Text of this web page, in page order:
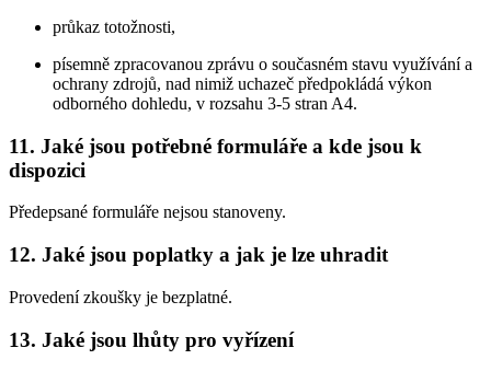
průkaz totožnosti,
písemně zpracovanou zprávu o současném stavu využívání a
ochrany zdrojů, nad nimiž uchazeč předpokládá výkon
odborného dohledu, v rozsahu 3-5 stran A4.
11. Jaké jsou potřebné formuláře a kde jsou k
dispozici
Předepsané formuláře nejsou stanoveny.
12. Jaké jsou poplatky a jak je lze uhradit
Provedení zkoušky je bezplatné.
13. Jaké jsou lhůty pro vyřízení